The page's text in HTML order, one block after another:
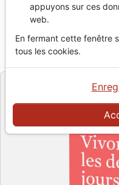
[Questions
Auteur :
RéférencePC9518
La Rochelle
appuyons sur ces
web.
En fermant cette fenêtre
tous les cookies.